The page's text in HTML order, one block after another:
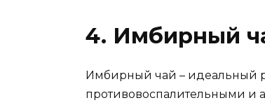
4. Имбирный
Имбирный чай – идеальный
противовоспалительными и